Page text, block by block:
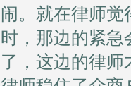
闹。就在律师觉
时，那边的紧
了，这边的律